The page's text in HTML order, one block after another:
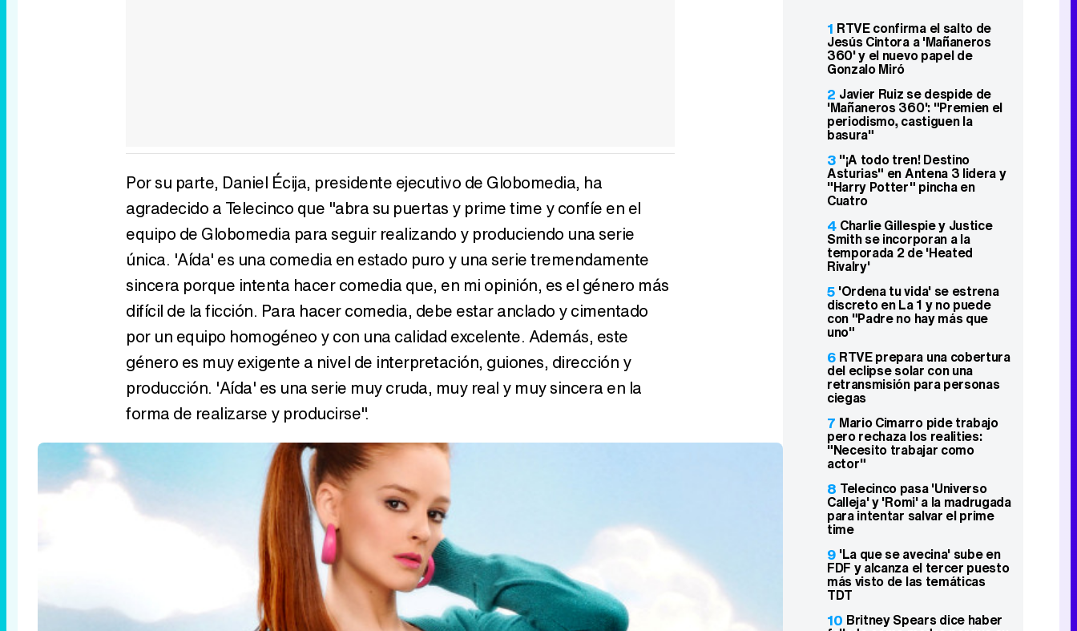
Por su parte, Daniel Écija, presidente ejecutivo de Globomedia, ha
agradecido a Telecinco que "abra su puertas y prime time y confíe en el
equipo de Globomedia para seguir realizando y produciendo una serie
única. 'Aída' es una comedia en estado puro y una serie tremendamente
sincera porque intenta hacer comedia que, en mi opinión, es el género más
difícil de la ficción. Para hacer comedia, debe estar anclado y cimentado
por un equipo homogéneo y con una calidad excelente. Además, este
género es muy exigente a nivel de interpretación, guiones, dirección y
producción. 'Aída' es una serie muy cruda, muy real y muy sincera en la
forma de realizarse y producirse".
1 RTVE confirma el salto de
Jesús Cintora a 'Mañaneros
360' y el nuevo papel de
Gonzalo Miró
2 Javier Ruiz se despide de
'Mañaneros 360': "Premien el
periodismo, castiguen la
basura"
3 "¡A todo tren! Destino
Asturias" en Antena 3 lidera y
"Harry Potter" pincha en
Cuatro
4 Charlie Gillespie y Justice
Smith se incorporan a la
temporada 2 de 'Heated
Rivalry'
5 'Ordena tu vida' se estrena
discreto en La 1 y no puede
con "Padre no hay más que
uno"
6 RTVE prepara una cobertura
del eclipse solar con una
retransmisión para personas
ciegas
7 Mario Cimarro pide trabajo
pero rechaza los realities:
"Necesito trabajar como
actor"
8 Telecinco pasa 'Universo
Calleja' y 'Romi' a la madrugada
para intentar salvar el prime
time
9 'La que se avecina' sube en
FDF y alcanza el tercer puesto
más visto de las temáticas
TDT
10 Britney Spears dice haber